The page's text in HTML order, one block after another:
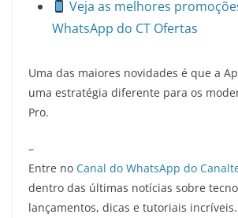
Veja as melhores
WhatsApp do CT Ofertas
Uma das maiores novidades é que a
uma estratégia diferente para os
Pro.
–
Entre no Canal do WhatsApp do
dentro das últimas notícias sobre
lançamentos, dicas e tutoriais incríveis.